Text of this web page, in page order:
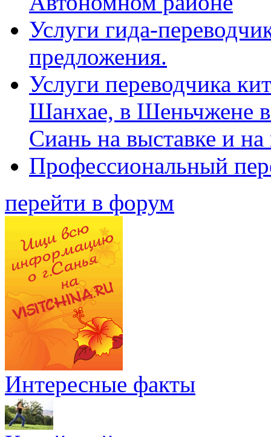
Услуги гида-
предложения.
Услуги переводчика
Шанхае, в Шеньчжене
Сиань на выставке и
Профессиональный
перейти в форум
Интересные факты